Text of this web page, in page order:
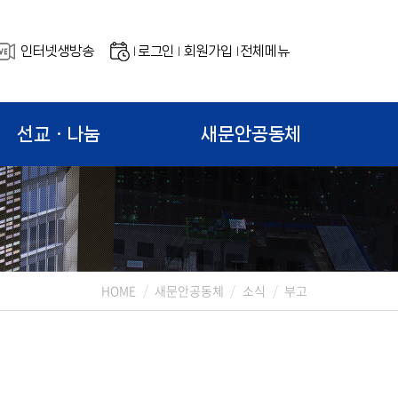
인터넷생방송 로그인 회원가입 전체메뉴
선교ㆍ나눔 새문안공동체
HOME 새문안공동체 소식 부고